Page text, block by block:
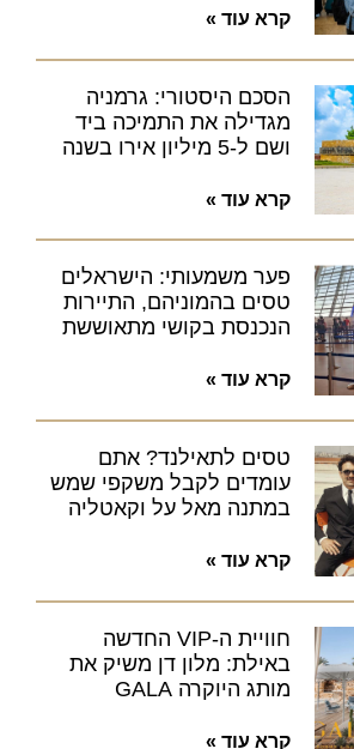
קרא עוד »
הסכם היסטורי: גרמניה
מגדילה את התמיכה ביד
ושם ל-5 מיליון אירו בשנה
קרא עוד »
פער משמעותי: הישראלים
טסים בהמוניהם, התיירות
הנכנסת בקושי מתאוששת
קרא עוד »
טסים לתאילנד? אתם
עומדים לקבל משקפי שמש
במתנה מאל על וקאטליה
קרא עוד »
חוויית ה-VIP החדשה
באילת: מלון דן משיק את
מותג היוקרה GALA
קרא עוד »